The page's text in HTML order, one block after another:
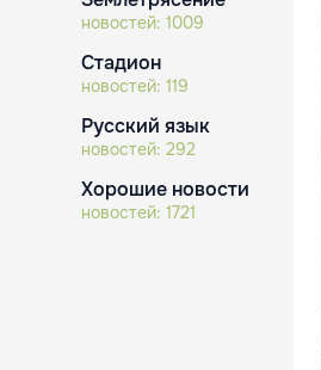
новостей: 1009
Стадион
новостей: 119
Русский язык
новостей: 292
Хорошие новости
новостей: 1721